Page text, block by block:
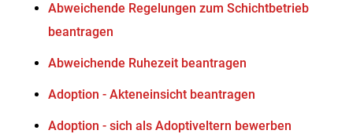
Abweichende Regelungen zum Schichtbetrieb
beantragen
Abweichende Ruhezeit beantragen
Adoption - Akteneinsicht beantragen
Adoption - sich als Adoptiveltern bewerben